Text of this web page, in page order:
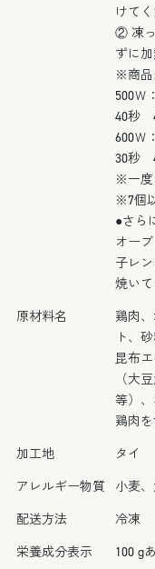
けてく
② 凍っ
ずに加
※商品
500Ｗ
40秒
600Ｗ
30秒
※一度
※7個
●さら
オー
子レ
焼い
原材料名
鶏肉
ト、
昆布
（大
等）
鶏肉を
加工地 タイ
アレルギー物質 小麦
配送方法 冷凍
栄養成分表示 100 g